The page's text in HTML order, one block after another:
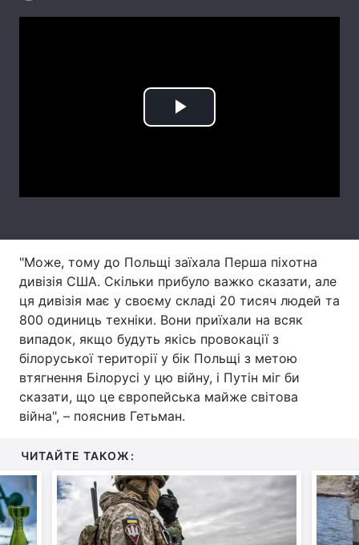
Тема оформлення
Play
"Може, тому до Польщі заїхала Перша піхотна
дивізія США. Скільки прибуло важко сказати, але
ця дивізія має у своєму складі 20 тисяч людей та
800 одиниць техніки. Вони приїхали на всяк
випадок, якщо будуть якісь провокації з
білоруської території у бік Польщі з метою
втягнення Білорусі у цю війну, і Путін міг би
сказати, що це європейська майже світова
війна", – пояснив Гетьман.
ЧИТАЙТЕ ТАКОЖ: